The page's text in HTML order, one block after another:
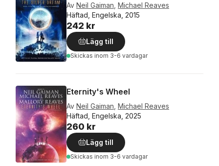
Av Neil Gaiman Michael Reaves
Häftad, Engelska, 2015
242 kr
Lägg till
Skickas inom 3-6 vardagar
Eternity's Wheel
Av Neil Gaiman, Michael Reaves
Häftad, Engelska, 2025
260 kr
Lägg till
Skickas inom 3-6 vardagar